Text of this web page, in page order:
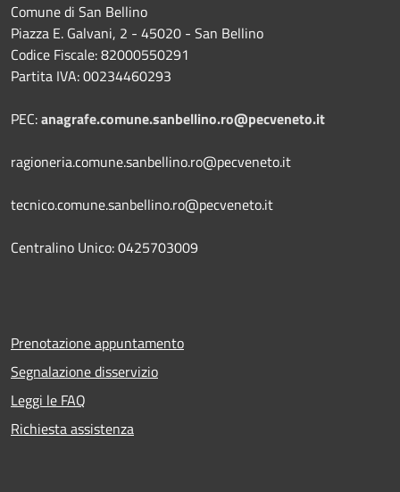
Comune di San Bellino
Piazza E. Galvani, 2 - 45020 - San Bellino
Codice Fiscale: 82000550291
Partita IVA: 00234460293
PEC:anagrafe.comune.sanbellino.ro@pecveneto.it
ragioneria.comune.sanbellino.ro@pecveneto.it
tecnico.comune.sanbellino.ro@pecveneto.it
Centralino Unico: 0425703009
Prenotazione appuntamento
Segnalazione disservizio
Leggi le FAQ
Richiesta assistenza